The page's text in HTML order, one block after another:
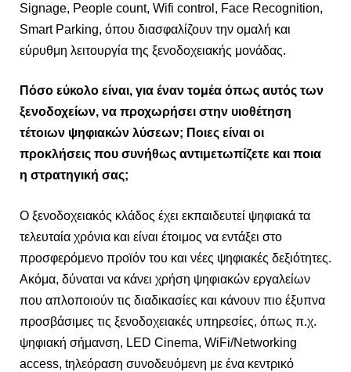
Signage, People count, Wifi control, Face Recognition,
Smart Parking, όπου διασφαλίζουν την ομαλή και
εύρυθμη λειτουργία της ξενοδοχειακής μονάδας.
Πόσο εύκολο είναι, για έναν τομέα όπως αυτός των
ξενοδοχείων, να προχωρήσει στην υιοθέτηση
τέτοιων ψηφιακών λύσεων; Ποιες είναι οι
προκλήσεις που συνήθως αντιμετωπίζετε και ποια
η στρατηγική σας;
Ο ξενοδοχειακός κλάδος έχει εκπαιδευτεί ψηφιακά τα
τελευταία χρόνια και είναι έτοιμος να εντάξει στο
προσφερόμενο προϊόν του και νέες ψηφιακές δεξιότητες.
Ακόμα, δύναται να κάνει χρήση ψηφιακών εργαλείων
που απλοποιούν τις διαδικασίες και κάνουν πιο έξυπνα
προσβάσιμες τις ξενοδοχειακές υπηρεσίες, όπως π.χ.
ψηφιακή σήμανση, LED Cinema, WiFi/Networking
access, tηλεόραση συνοδευόμενη με ένα κεντρικό